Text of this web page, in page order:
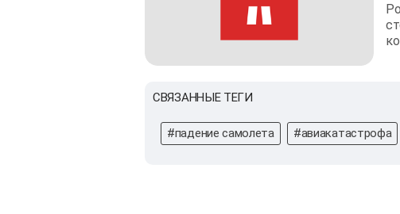
СВЯЗАННЫЕ ТЕГИ
#падение самолета #авиакатастрофа